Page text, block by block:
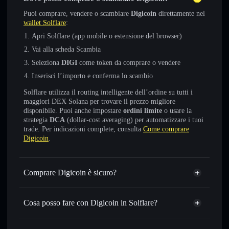
Puoi comprare, vendere o scambiare Digicoin direttamente nel
wallet Solflare:
Apri Solflare (app mobile o estensione del browser)
Vai alla scheda Scambia
Seleziona DIGI come token da comprare o vendere
Inserisci l’importo e conferma lo scambio
Solflare utilizza il routing intelligente dell’ordine su tutti i
maggiori DEX Solana per trovare il prezzo migliore
disponibile. Puoi anche impostare ordini limite o usare la
strategia DCA (dollar-cost averaging) per automatizzare i tuoi
trade. Per indicazioni complete, consulta Come comprare
Digicoin.
Comprare Digicoin è sicuro?
Digicoin token verificato
Cosa posso fare con Digicoin in Solflare?
Digicoin
wallet Solflare